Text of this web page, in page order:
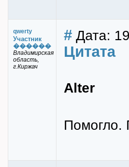
qwerty
Участник
������
Владимирская
область,
г.Киржач
# Дата:
Цитата
Alter
Помогло.